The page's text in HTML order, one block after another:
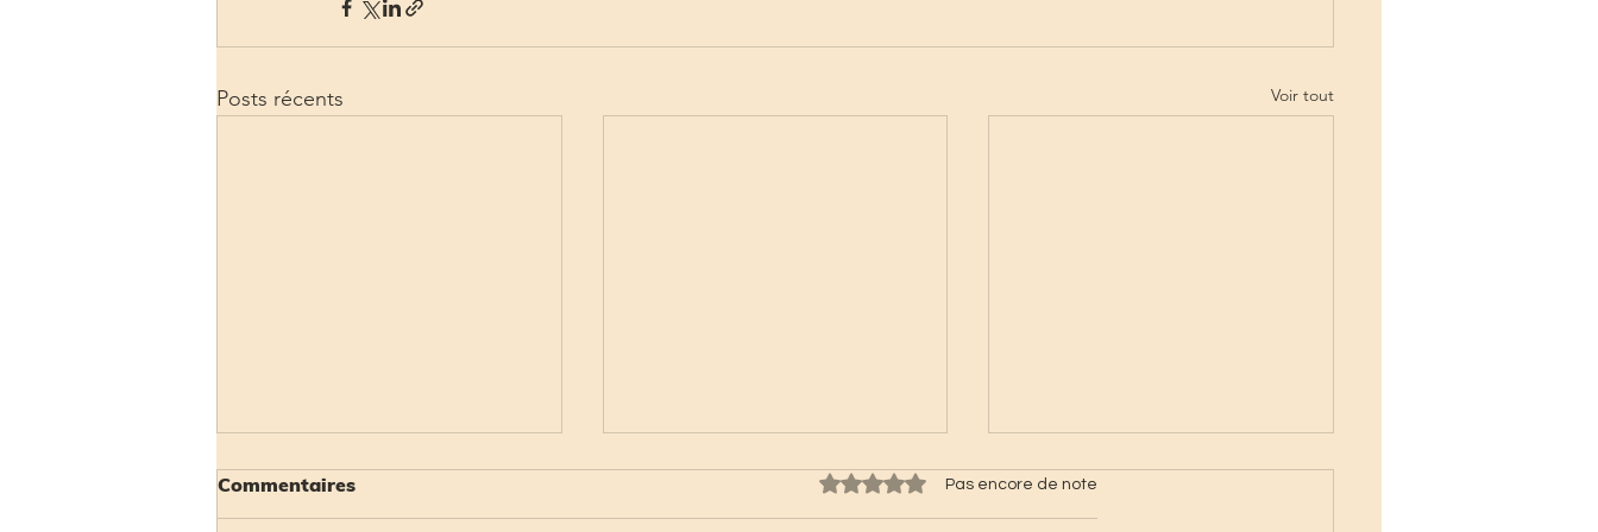
Posts récents Voir tout
Commentaires Noté 0 étoile sur 5.Pas encore de note